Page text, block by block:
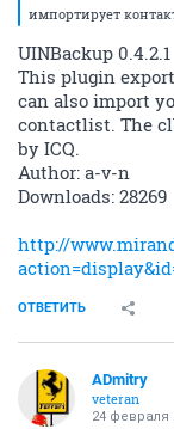
импортирует
UINBackup 0.4.2.1
This plugin
can also import
contactlist. The
by ICQ.
Author: a-v-n
Downloads: 28269
http://
ОТВЕТИТЬ
ADmitry
veteran
24 февраля